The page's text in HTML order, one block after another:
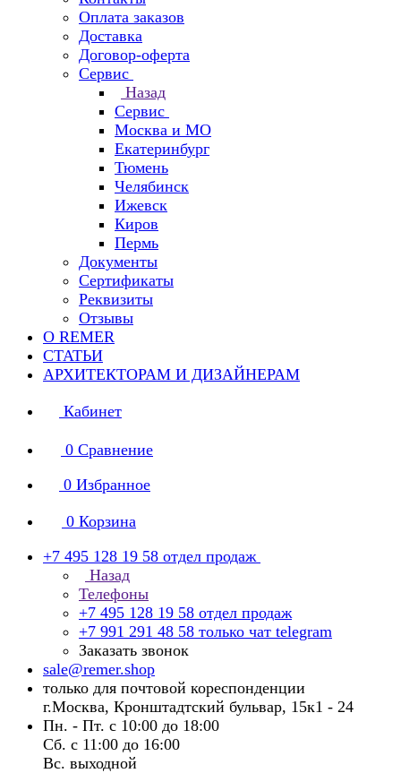
Оплата заказов
Доставка
Договор-оферта
Сервис
Назад
Сервис
Москва и МО
Екатеринбург
Тюмень
Челябинск
Ижевск
Киров
Пермь
Документы
Сертификаты
Реквизиты
Отзывы
О REMER
СТАТЬИ
АРХИТЕКТОРАМ И ДИЗАЙНЕРАМ
Кабинет
0 Сравнение
0 Избранное
0 Корзина
+7 495 128 19 58 отдел продаж
Назад
Телефоны
+7 495 128 19 58 отдел продаж
+7 991 291 48 58 только чат telegram
Заказать звонок
sale@remer.shop
только для почтовой кореспонденции
г.Москва, Кронштадтский бульвар, 15к1 - 24
Пн. - Пт. с 10:00 до 18:00
Сб. с 11:00 до 16:00
Вс. выходной